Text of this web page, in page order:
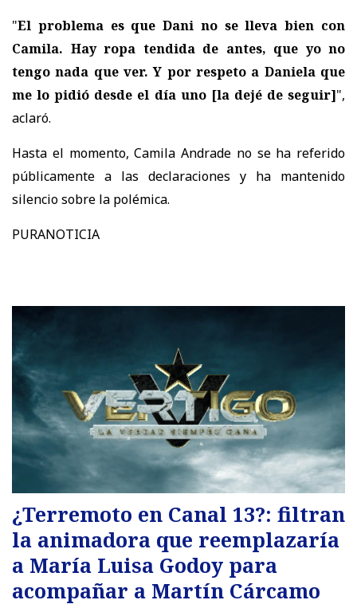
"El problema es que Dani no se lleva bien con
Camila. Hay ropa tendida de antes, que yo no
tengo nada que ver. Y por respeto a Daniela que
me lo pidió desde el día uno [la dejé de seguir]",
aclaró.
Hasta el momento, Camila Andrade no se ha referido
públicamente a las declaraciones y ha mantenido
silencio sobre la polémica.
PURANOTICIA
¿Terremoto en Canal 13?: filtran
la animadora que reemplazaría
a María Luisa Godoy para
acompañar a Martín Cárcamo